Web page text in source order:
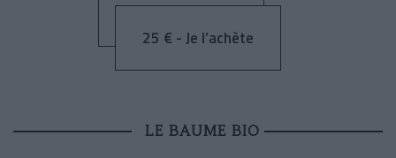
25 € - Je l’achète
LE BAUME BIO